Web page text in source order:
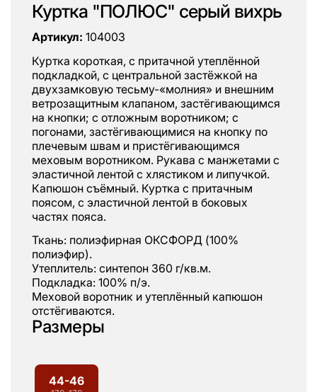
Куртка "ПОЛЮС" серый вихрь
Артикул: 104003
Куртка короткая, с притачной утеплённой
подкладкой, с центральной застёжкой на
двухзамковую тесьму-«молния» и внешним
ветрозащитным клапаном, застёгивающимся
на кнопки; с отложным воротником; с
погонами, застёгивающимися на кнопку по
плечевым швам и пристёгивающимся
меховым воротником. Рукава с манжетами с
эластичной лентой с хлястиком и липучкой.
Капюшон съёмный. Куртка с притачным
поясом, с эластичной лентой в боковых
частях пояса.
Ткань: полиэфирная ОКСФОРД (100%
полиэфир).
Утеплитель: синтепон 360 г/кв.м.
Подкладка: 100% п/э.
Меховой воротник и утеплённый капюшон
отстёгиваются.
Размеры
44-46